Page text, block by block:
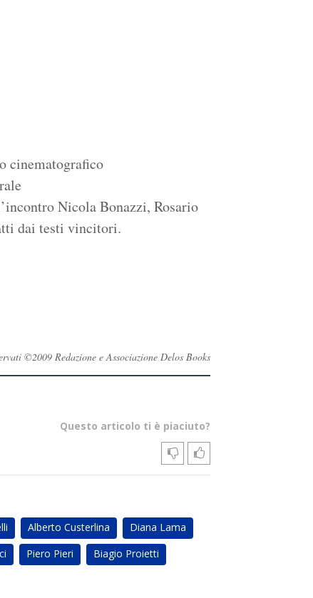
cinematografico
Nicola Bonazzi, Rosario
dai testi vincitori.
©2009 Redazione e Associazione Delos Books
Questo articolo ti è piaciuto?
Alberto Custerlina
Diana Lama
Piero Pieri
Biagio Proietti